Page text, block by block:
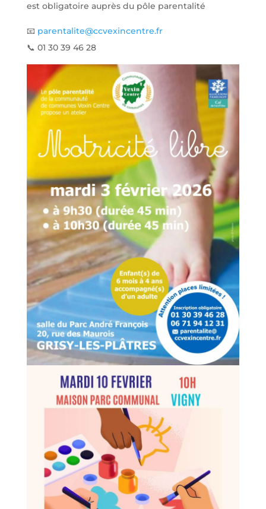
est obligatoire auprès du pôle parentalité
📧 parentalite@ccvexincentre.fr
📞 01 30 39 46 28